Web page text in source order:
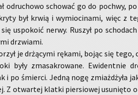
od­ru­cho­wo scho­wać go do po­chwy,
był krwią i wy­mio­ci­na­mi, więc z
uspo­ko­ić nerwy. Ru­szył po
drzwia­mi.
je drżą­cy­mi rę­ka­mi, bojąc się
były zma­sa­kro­wa­ne. Ewi­dent­nie
i po śmier­ci. Jedną nogę zmiaż­dży­ła
Z otwar­tej klat­ki pier­sio­wej usu­nię­to